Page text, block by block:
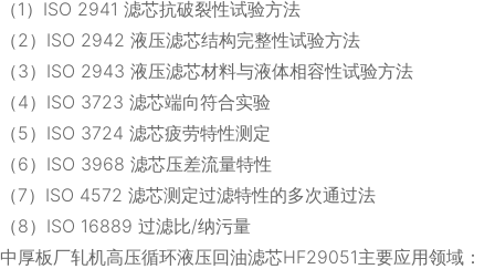
（1）ISO 2941 滤芯抗破裂性试验方法
（2）ISO 2942 液压滤芯结构完整性试验方法
（3）ISO 2943 液压滤芯材料与液体相容性试验方法
（4）ISO 3723 滤芯端向符合实验
（5）ISO 3724 滤芯疲劳特性测定
（6）ISO 3968 滤芯压差流量特性
（7）ISO 4572 滤芯测定过滤特性的多次通过法
（8）ISO 16889 过滤比/纳污量
中厚板厂轧机高压循环液压回油滤芯HF29051主要应用领域：